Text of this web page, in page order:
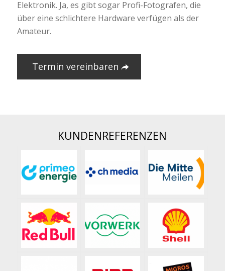
Elektronik. Ja, es gibt sogar Profi-Fotografen, die
über eine schlichtere Hardware verfügen als der
Amateur.
Termin vereinbaren
KUNDENREFERENZEN